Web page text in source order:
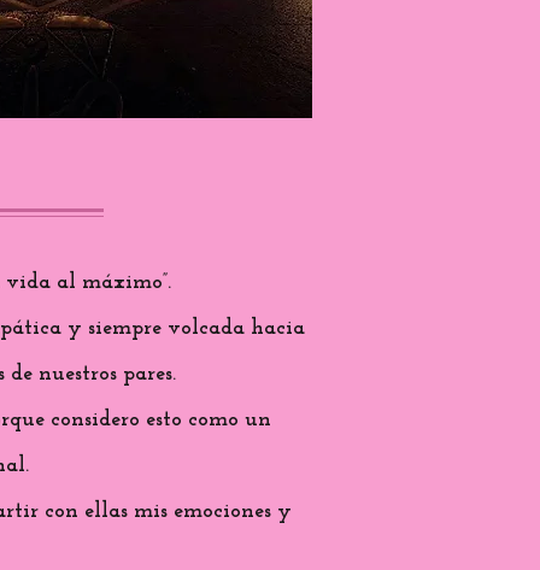
al máximo”.
y siempre volcada hacia
nuestros pares.
considero esto como un
con ellas mis emociones y